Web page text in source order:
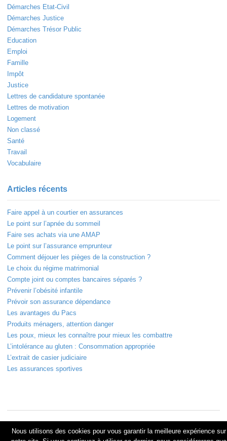
Démarches Etat-Civil
Démarches Justice
Démarches Trésor Public
Education
Emploi
Famille
Impôt
Justice
Lettres de candidature spontanée
Lettres de motivation
Logement
Non classé
Santé
Travail
Vocabulaire
Articles récents
Faire appel à un courtier en assurances
Le point sur l’apnée du sommeil
Faire ses achats via une AMAP
Le point sur l’assurance emprunteur
Comment déjouer les pièges de la construction ?
Le choix du régime matrimonial
Compte joint ou comptes bancaires séparés ?
Prévenir l’obésité infantile
Prévoir son assurance dépendance
Les avantages du Pacs
Produits ménagers, attention danger
Les poux, mieux les connaître pour mieux les combattre
L’intolérance au gluten : Consommation appropriée
L’extrait de casier judiciaire
Les assurances sportives
Nous utilisons des cookies pour vous garantir la meilleure expérience sur